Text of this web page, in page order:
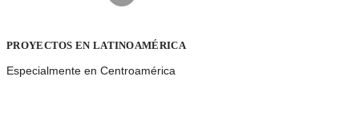
PROYECTOS EN LATINOAMÉRICA
Especialmente en Centroamérica